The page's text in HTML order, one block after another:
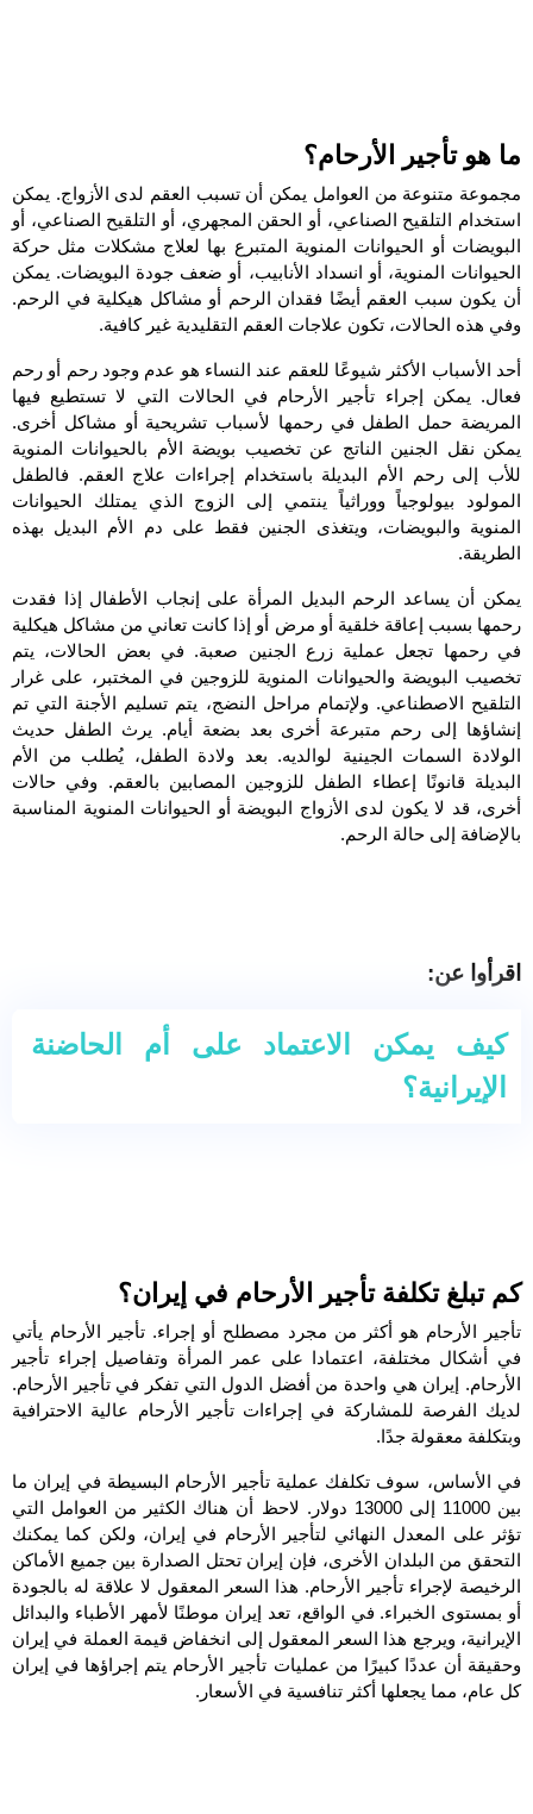
ما هو تأجير الأرحام؟
مجموعة متنوعة من العوامل يمكن أن تسبب العقم لدى الأزواج. يمكن
استخدام التلقيح الصناعي، أو الحقن المجهري، أو التلقيح الصناعي، أو
البويضات أو الحيوانات المنوية المتبرع بها لعلاج مشكلات مثل حركة
الحيوانات المنوية، أو انسداد الأنابيب، أو ضعف جودة البويضات. يمكن
أن يكون سبب العقم أيضًا فقدان الرحم أو مشاكل هيكلية في الرحم.
وفي هذه الحالات، تكون علاجات العقم التقليدية غير كافية.
أحد الأسباب الأكثر شيوعًا للعقم عند النساء هو عدم وجود رحم أو رحم
فعال. يمكن إجراء تأجير الأرحام في الحالات التي لا تستطيع فيها
المريضة حمل الطفل في رحمها لأسباب تشريحية أو مشاكل أخرى.
يمكن نقل الجنين الناتج عن تخصيب بويضة الأم بالحيوانات المنوية
للأب إلى رحم الأم البديلة باستخدام إجراءات علاج العقم. فالطفل
المولود بيولوجياً ووراثياً ينتمي إلى الزوج الذي يمتلك الحيوانات
المنوية والبويضات، ويتغذى الجنين فقط على دم الأم البديل بهذه
الطريقة.
يمكن أن يساعد الرحم البديل المرأة على إنجاب الأطفال إذا فقدت
رحمها بسبب إعاقة خلقية أو مرض أو إذا كانت تعاني من مشاكل هيكلية
في رحمها تجعل عملية زرع الجنين صعبة. في بعض الحالات، يتم
تخصيب البويضة والحيوانات المنوية للزوجين في المختبر، على غرار
التلقيح الاصطناعي. ولإتمام مراحل النضج، يتم تسليم الأجنة التي تم
إنشاؤها إلى رحم متبرعة أخرى بعد بضعة أيام. يرث الطفل حديث
الولادة السمات الجينية لوالديه. بعد ولادة الطفل، يُطلب من الأم
البديلة قانونًا إعطاء الطفل للزوجين المصابين بالعقم. وفي حالات
أخرى، قد لا يكون لدى الأزواج البويضة أو الحيوانات المنوية المناسبة
بالإضافة إلى حالة الرحم.
اقرأوا عن:
كيف يمكن الاعتماد على أم الحاضنة
الإيرانية؟
كم تبلغ تكلفة تأجير الأرحام في إيران؟
تأجير الأرحام هو أكثر من مجرد مصطلح أو إجراء. تأجير الأرحام يأتي
في أشكال مختلفة، اعتمادا على عمر المرأة وتفاصيل إجراء تأجير
الأرحام. إيران هي واحدة من أفضل الدول التي تفكر في تأجير الأرحام.
لديك الفرصة للمشاركة في إجراءات تأجير الأرحام عالية الاحترافية
وبتكلفة معقولة جدًا.
في الأساس، سوف تكلفك عملية تأجير الأرحام البسيطة في إيران ما
بين 11000 إلى 13000 دولار. لاحظ أن هناك الكثير من العوامل التي
تؤثر على المعدل النهائي لتأجير الأرحام في إيران، ولكن كما يمكنك
التحقق من البلدان الأخرى، فإن إيران تحتل الصدارة بين جميع الأماكن
الرخيصة لإجراء تأجير الأرحام. هذا السعر المعقول لا علاقة له بالجودة
أو بمستوى الخبراء. في الواقع، تعد إيران موطنًا لأمهر الأطباء والبدائل
الإيرانية، ويرجع هذا السعر المعقول إلى انخفاض قيمة العملة في إيران
وحقيقة أن عددًا كبيرًا من عمليات تأجير الأرحام يتم إجراؤها في إيران
كل عام، مما يجعلها أكثر تنافسية في الأسعار.